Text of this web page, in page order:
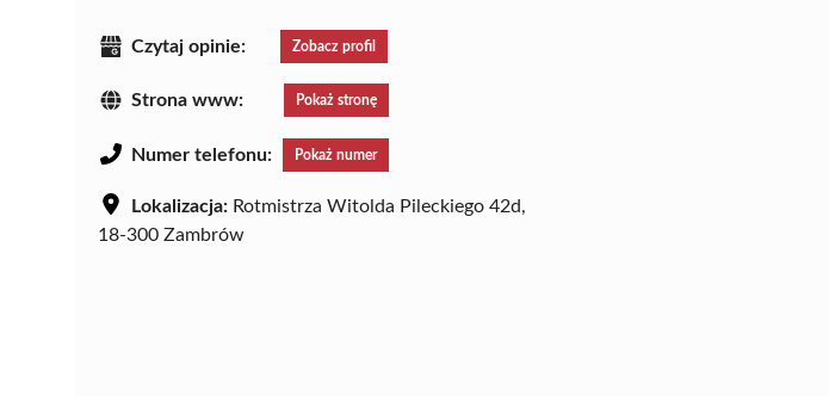
Czytaj opinie: Zobacz profil
Strona www: Pokaż stronę
Numer telefonu: Pokaż numer
Lokalizacja: Rotmistrza Witolda Pileckiego 42d,
18-300 Zambrów